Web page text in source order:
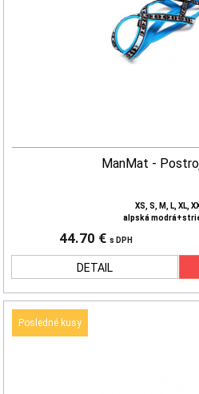
ManMat -
XS, S, M, L, XL,
alpská
44.70 € s DPH
DETAIL
Posledné kusy